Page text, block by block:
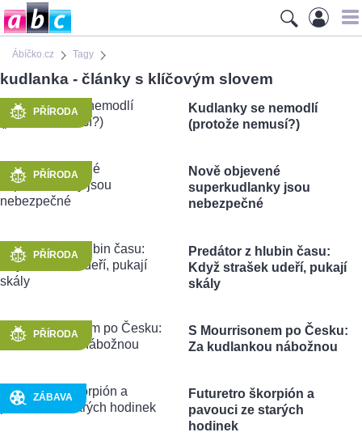
Ábíčko.cz Tagy
kudlanka - články s klíčovým slovem
PŘÍRODA
Kudlanky se nemodlí
(protože nemusí?)
PŘÍRODA
Nově objevené
superkudlanky jsou
nebezpečné
PŘÍRODA
Predátor z hlubin času:
Když strašek udeří, pukají
skály
PŘÍRODA
S Mourrisonem po Česku:
Za kudlankou nábožnou
ZÁBAVA
Futuretro škorpión a
pavouci ze starých
hodinek